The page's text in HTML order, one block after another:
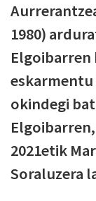
1980)
Elgoibarren
eskarmentu
okindegi
2021etik
Soraluzera